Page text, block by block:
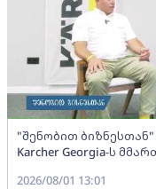
"შენობით
Karcher Georgia-ს
2026/08/01 13:01